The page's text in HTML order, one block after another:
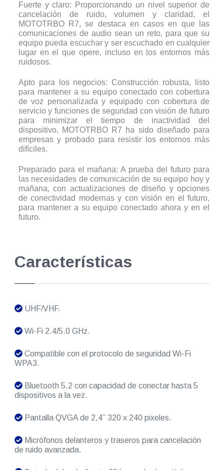
Fuerte y claro: Proporcionando un nivel superior de
cancelación de ruido, volumen y claridad, el
MOTOTRBO R7, se destaca en casos en que las
comunicaciones de audio sean un reto, para que su
equipo pueda escuchar y ser escuchado en cualquier
lugar en el que opere, incluso en los entornos más
ruidosos.
Apto para los negocios: Construcción robusta, listo
para mantener a su equipo conectado con cobertura
de voz personalizada y equipado con cobertura de
servicio y funciones de seguridad con visión de futuro
para minimizar el tiempo de inactividad del
dispositivo, MOTOTRBO R7 ha sido diseñado para
empresas y probado para resistir los entornos más
difíciles.
Preparado para el mañana: A prueba del futuro para
las necesidades de comunicación de su equipo hoy y
mañana, con actualizaciones de diseño y opciones
de conectividad modernas y con visión en el futuro,
para mantener a su equipo conectado ahora y en el
futuro.
Características
UHF/VHF.
Wi-Fi 2.4/5.0 GHz.
Compatible con el protocolo de seguridad Wi-Fi
WPA3.
Bluetooth 5.2 con capacidad de conectar hasta 5
dispositivos a la vez.
Pantalla QVGA de 2,4” 320 x 240 pixeles.
Micrófonos delanteros y traseros para cancelación
de ruido avanzada.